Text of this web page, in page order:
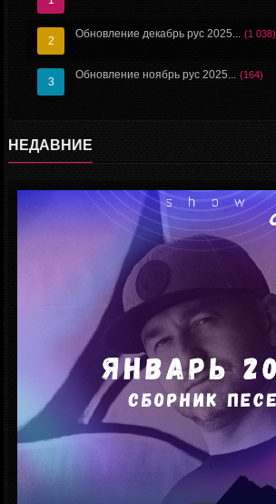
Обновление январь рус 2026
Ежемесячное обновление
Обновление декабрь рус 2025... (1 038)
Обновление ноябрь рус 2025... (164)
НЕДАВНИЕ